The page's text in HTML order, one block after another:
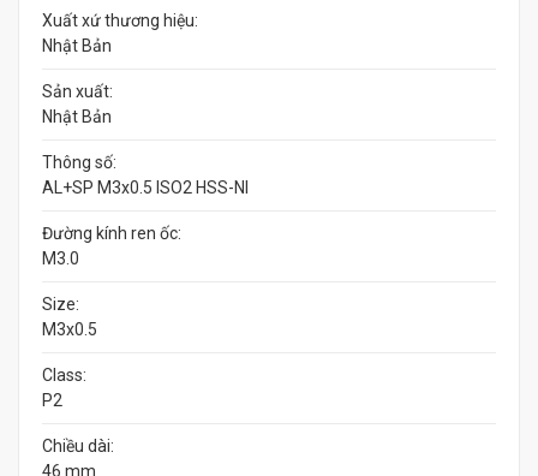
Xuất xứ thương hiệu:
Nhật Bản
Sản xuất:
Nhật Bản
Thông số:
AL+SP M3x0.5 ISO2 HSS-NI
Đường kính ren ốc:
M3.0
Size:
M3x0.5
Class:
P2
Chiều dài:
46 mm